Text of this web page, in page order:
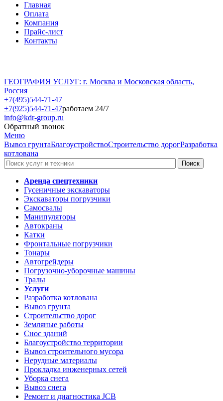
Главная
Оплата
Компания
Прайс-лист
Контакты
ГЕОГРАФИЯ УСЛУГ: г. Москва и Московская область,
Россия
+7(495)544-71-47
+7(925)544-71-47работаем 24/7
info@kdr-group.ru
Обратный звонок
Меню
Вывоз грунтаБлагоустройствоСтроительство дорогРазработка
котлована
Аренда спецтехники
Гусеничные экскаваторы
Экскаваторы погрузчики
Самосвалы
Манипуляторы
Автокраны
Катки
Фронтальные погрузчики
Тонары
Автогрейдеры
Погрузочно-уборочные машины
Тралы
Услуги
Разработка котлована
Вывоз грунта
Строительство дорог
Земляные работы
Снос зданий
Благоустройство территории
Вывоз строительного мусора
Нерудные материалы
Прокладка инженерных сетей
Уборка снега
Вывоз снега
Ремонт и диагностика JCB